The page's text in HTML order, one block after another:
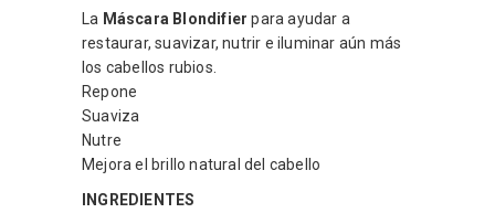
La Máscara Blondifier para ayudar a
restaurar, suavizar, nutrir e iluminar aún más
los cabellos rubios.
Repone
Suaviza
Nutre
Mejora el brillo natural del cabello
INGREDIENTES